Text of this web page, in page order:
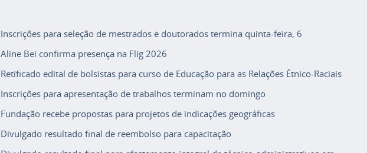
Inscrições para seleção de mestrados e doutorados termina quinta-feira, 6
Aline Bei confirma presença na Flig 2026
Retificado edital de bolsistas para curso de Educação para as Relações Étnico-Raciais
Inscrições para apresentação de trabalhos terminam no domingo
Fundação recebe propostas para projetos de indicações geográficas
Divulgado resultado final de reembolso para capacitação